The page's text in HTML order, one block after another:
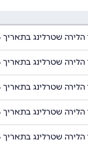
שטרלינג בתאריך 01/06/2026 הוא 3.7877
שטרלינג בתאריך 02/06/2026 הוא 3.805
שטרלינג בתאריך 03/06/2026 הוא 3.8629
שטרלינג בתאריך 04/06/2026 הוא 3.8938
שטרלינג בתאריך 05/06/2026 הוא 3.9082